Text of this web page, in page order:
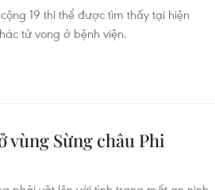
19 thi thể được tìm thấy tại hiện
tử vong ở bệnh viện.
vùng Sừng châu Phi